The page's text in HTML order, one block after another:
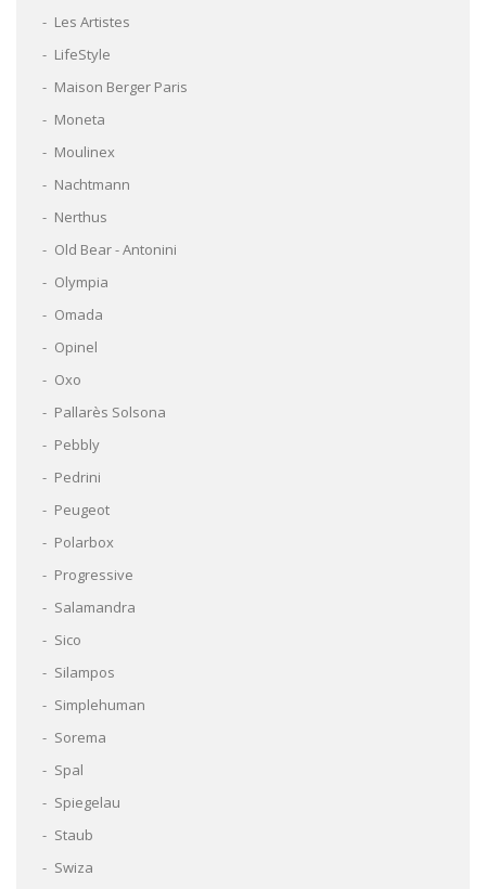
Les Artistes
LifeStyle
Maison Berger Paris
Moneta
Moulinex
Nachtmann
Nerthus
Old Bear - Antonini
Olympia
Omada
Opinel
Oxo
Pallarès Solsona
Pebbly
Pedrini
Peugeot
Polarbox
Progressive
Salamandra
Sico
Silampos
Simplehuman
Sorema
Spal
Spiegelau
Staub
Swiza